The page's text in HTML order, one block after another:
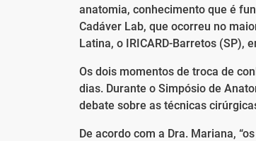
anatomia, conhecimento que é
Cadáver Lab, que ocorreu no
Latina, o IRICARD-Barretos (SP),
Os dois momentos de troca de
dias. Durante o Simpósio de
debate sobre as técnicas
De acordo com a Dra. Mariana,